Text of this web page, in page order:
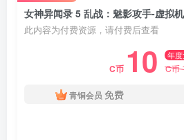
此内容为付费资源，请付费后查看
C币 10 年
C币
青铜会员 免费